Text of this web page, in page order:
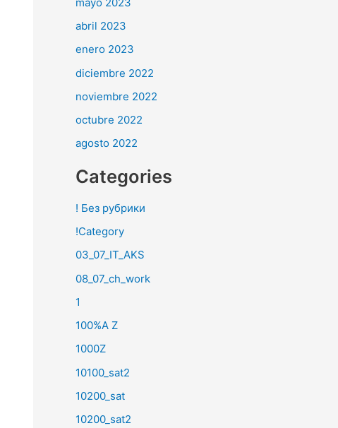
abril 2023
enero 2023
diciembre 2022
noviembre 2022
octubre 2022
agosto 2022
Categories
! Без рубрики
!Category
03_07_IT_AKS
08_07_ch_work
1
100%A Z
1000Z
10100_sat2
10200_sat
10200_sat2